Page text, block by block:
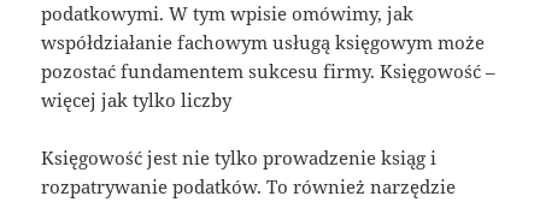
podatkowymi. W tym wpisie omówimy, jak
współdziałanie fachowym usługą księgowym może
pozostać fundamentem sukcesu firmy. Księgowość –
więcej jak tylko liczby
Księgowość jest nie tylko prowadzenie ksiąg i
rozpatrywanie podatków. To również narzędzie